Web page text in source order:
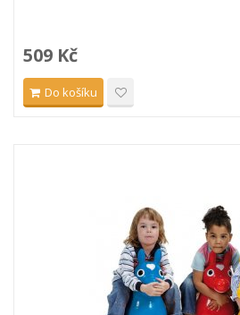
509 Kč
Do košíku